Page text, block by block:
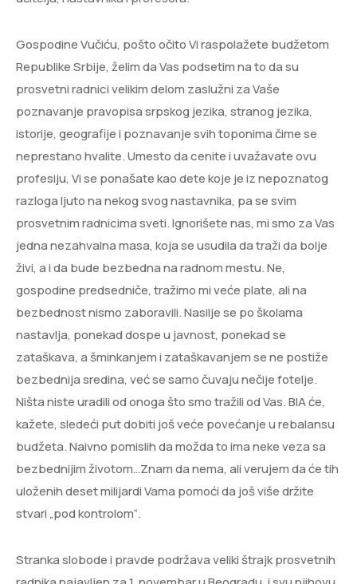
Gospodine Vučiću, pošto očito Vi raspolažete budžetom
Republike Srbije, želim da Vas podsetim na to da su
prosvetni radnici velikim delom zaslužni za Vaše
poznavanje pravopisa srpskog jezika, stranog jezika,
istorije, geografije i poznavanje svih toponima čime se
neprestano hvalite. Umesto da cenite i uvažavate ovu
profesiju, Vi se ponašate kao dete koje je iz nepoznatog
razloga ljuto na nekog svog nastavnika, pa se svim
prosvetnim radnicima sveti. Ignorišete nas, mi smo za Vas
jedna nezahvalna masa, koja se usudila da traži da bolje
živi, a i da bude bezbedna na radnom mestu. Ne,
gospodine predsedniče, tražimo mi veće plate, ali na
bezbednost nismo zaboravili. Nasilje se po školama
nastavlja, ponekad dospe u javnost, ponekad se
zataškava, a šminkanjem i zataškavanjem se ne postiže
bezbednija sredina, već se samo čuvaju nečije fotelje.
Ništa niste uradili od onoga što smo tražili od Vas. BIA će,
kažete, sledeći put dobiti još veće povećanje u rebalansu
budžeta. Naivno pomislih da možda to ima neke veza sa
bezbednijim životom…Znam da nema, ali verujem da će tih
uloženih deset milijardi Vama pomoći da još više držite
stvari „pod kontrolom“.
Stranka slobode i pravde podržava veliki štrajk prosvetnih